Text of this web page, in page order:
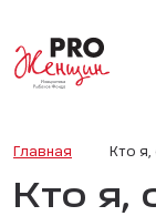
Главная Кто
Кто я,